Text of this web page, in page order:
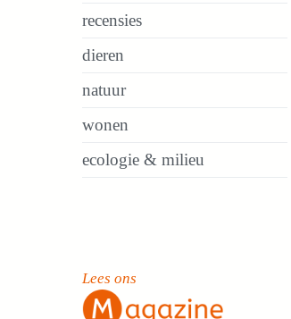
recensies
dieren
natuur
wonen
ecologie & milieu
Lees ons